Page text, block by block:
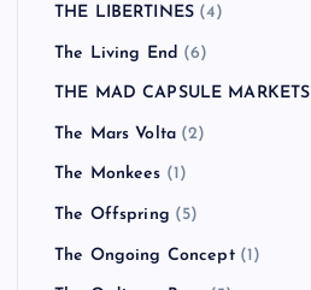
THE LIBERTINES (4)
The Living End (6)
THE MAD CAPSULE MARKETS
The Mars Volta (2)
The Monkees (1)
The Offspring (5)
The Ongoing Concept(1)